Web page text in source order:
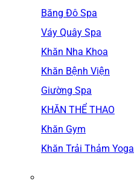
Băng Đô Spa
Váy Quây Spa
Khăn Nha Khoa
Khăn Bệnh Viện
Giường Spa
KHĂN THỂ THAO
Khăn Gym
Khăn Trải Thảm Yoga